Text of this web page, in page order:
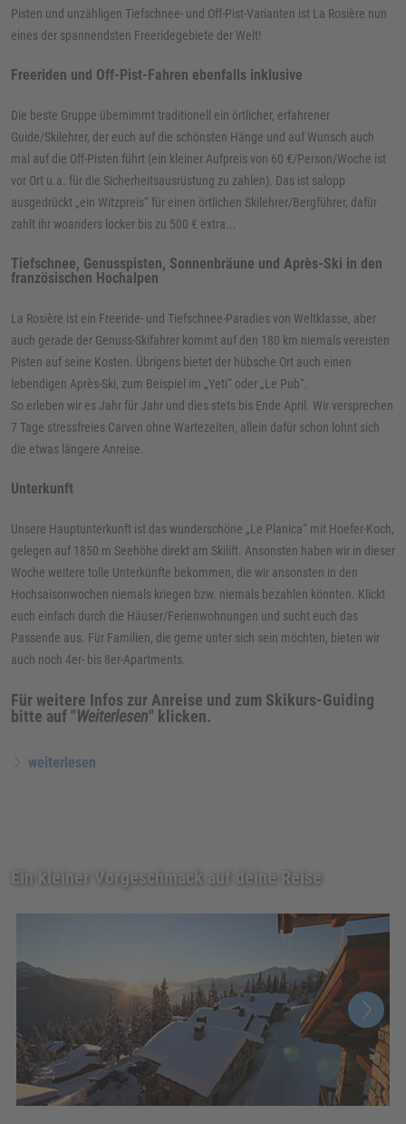
Pisten und unzähligen Tiefschnee- und Off-Pist-Varianten ist La Rosière nun
eines der spannendsten Freeridegebiete der Welt!
Freeriden und Off-Pist-Fahren ebenfalls inklusive
Die beste Gruppe übernimmt traditionell ein örtlicher, erfahrener
Guide/Skilehrer, der euch auf die schönsten Hänge und auf Wunsch auch
mal auf die Off-Pisten führt (ein kleiner Aufpreis von 60 €/Person/Woche ist
vor Ort u.a. für die Sicherheitsausrüstung zu zahlen). Das ist salopp
ausgedrückt „ein Witzpreis“ für einen örtlichen Skilehrer/Bergführer, dafür
zahlt ihr woanders locker bis zu 500 € extra...
Tiefschnee, Genusspisten, Sonnenbräune und Après-Ski in den
französischen Hochalpen
La Rosière ist ein Freeride- und Tiefschnee-Paradies von Weltklasse, aber
auch gerade der Genuss-Skifahrer kommt auf den 180 km niemals vereisten
Pisten auf seine Kosten. Übrigens bietet der hübsche Ort auch einen
lebendigen Après-Ski, zum Beispiel im „Yeti“ oder „Le Pub“.
So erleben wir es Jahr für Jahr und dies stets bis Ende April. Wir versprechen
7 Tage stressfreies Carven ohne Wartezeiten, allein dafür schon lohnt sich
die etwas längere Anreise.
Unterkunft
Unsere Hauptunterkunft ist das wunderschöne „Le Planica“ mit Hoefer-Koch,
gelegen auf 1850 m Seehöhe direkt am Skilift. Ansonsten haben wir in dieser
Woche weitere tolle Unterkünfte bekommen, die wir ansonsten in den
Hochsaisonwochen niemals kriegen bzw. niemals bezahlen könnten. Klickt
euch einfach durch die Häuser/Ferienwohnungen und sucht euch das
Passende aus. Für Familien, die gerne unter sich sein möchten, bieten wir
auch noch 4er- bis 8er-Apartments.
Für weitere Infos zur Anreise und zum Skikurs-Guiding
bitte auf "Weiterlesen" klicken.
weiterlesen
Ein kleiner Vorgeschmack auf deine Reise